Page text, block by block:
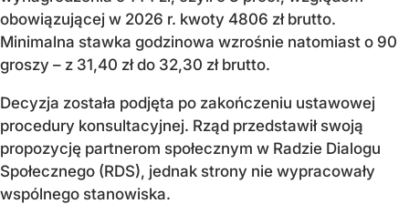
obowiązującej w 2026 r. kwoty 4806 zł brutto.
Minimalna stawka godzinowa wzrośnie natomiast o 90
groszy – z 31,40 zł do 32,30 zł brutto.
Decyzja została podjęta po zakończeniu ustawowej
procedury konsultacyjnej. Rząd przedstawił swoją
propozycję partnerom społecznym w Radzie Dialogu
Społecznego (RDS), jednak strony nie wypracowały
wspólnego stanowiska.